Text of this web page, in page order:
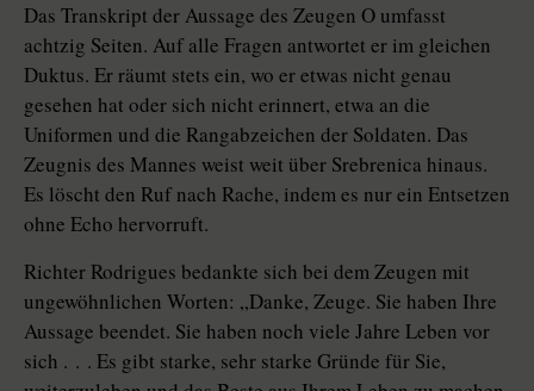
Das Transkript der Aussage des Zeugen O umfasst
achtzig Seiten. Auf alle Fragen antwortet er im gleichen
Duktus. Er räumt stets ein, wo er etwas nicht genau
gesehen hat oder sich nicht erinnert, etwa an die
Uniformen und die Rangabzeichen der Soldaten. Das
Zeugnis des Mannes weist weit über Srebrenica hinaus.
Es löscht den Ruf nach Rache, indem es nur ein Entsetzen
ohne Echo hervorruft.
Richter Rodrigues bedankte sich bei dem Zeugen mit
ungewöhnlichen Worten: „Danke, Zeuge. Sie haben Ihre
Aussage beendet. Sie haben noch viele Jahre Leben vor
sich . . . Es gibt starke, sehr starke Gründe für Sie,